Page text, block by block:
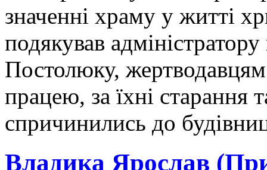
значенні храму у житті
подякував
Постолюку,
працею, за їхні
спричинились до
Владика Ярослав